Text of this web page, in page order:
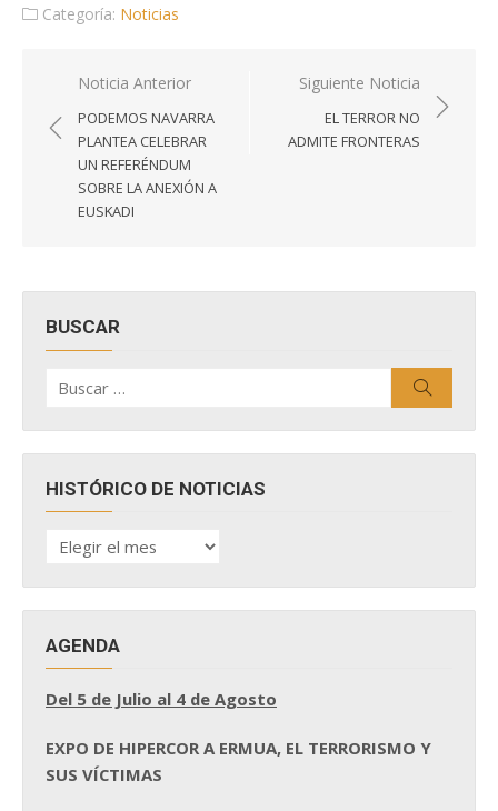
Categoría: Noticias
Navegación
de
entradas
Noticia Anterior
PODEMOS NAVARRA
PLANTEA CELEBRAR
UN REFERÉNDUM
SOBRE LA ANEXIÓN A
EUSKADI
Siguiente Noticia
EL TERROR NO
ADMITE FRONTERAS
BUSCAR
por:
HISTÓRICO DE NOTICIAS
HISTÓRICO
DE
AGENDA
Del 5 de Julio al 4 de Agosto
EXPO DE HIPERCOR A ERMUA, EL TERRORISMO Y
SUS VÍCTIMAS